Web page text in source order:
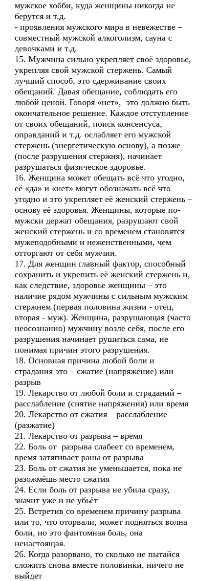
мужское хобби, куда женщины никогда не
берутся и т.д.
- проявления мужского мира в невежестве –
совместный мужской алкоголизм, сауна с
девочками и т.д.
15. Мужчина сильно укрепляет своё здоровье,
укрепляя свой мужской стержень. Самый
лучший способ, это сдерживание своих
обещаний. Давая обещание, соблюдать его
любой ценой. Говоря «нет», это должно быть
окончательное решение. Каждое отступление
от своих обещаний, поиск консенсуса,
оправданий и т.д. ослабляет его мужской
стержень (энергетическую основу), а позже
(после разрушения стержня), начинает
разрушаться физическое здоровье.
16. Женщина может обещать всё что угодно,
её «да» и «нет» могут обозначать всё что
угодно и это укрепляет её женский стержень –
основу её здоровья. Женщины, которые по-
мужски держат обещания, разрушают свой
женский стержень и со временем становятся
мужеподобными и неженственными, чем
отторгают от себя мужчин.
17. Для женщин главный фактор, способный
сохранить и укрепить её женский стержень и,
как следствие, здоровье женщины – это
наличие рядом мужчины с сильным мужским
стержнем (первая половина жизни - отец,
вторая - муж). Женщина, разрушающая (часто
неосознанно) мужчину возле себя, после его
разрушения начинает рушиться сама, не
понимая причин этого разрушения.
18. Основная причина любой боли и
страдания это – сжатие (напряжение) или
разрыв
19. Лекарство от любой боли и страданий –
расслабление (снятие напряжения) или время
20. Лекарство от сжатия – расслабление
(разжатие)
21. Лекарство от разрыва – время
22. Боль от разрыва слабеет со временем,
время затягивает раны от разрыва
23. Боль от сжатия не уменьшается, пока не
разожмёшь место сжатия
24. Если боль от разрыва не убила сразу,
значит уже и не убьёт
25. Встретив со временем причину разрыва
или то, что оторвали, может подняться волна
боли, но это фантомная боль, она
ненастоящая.
26. Когда разорвано, то сколько не пытайся
сложить снова вместе половинки, ничего не
выйдет